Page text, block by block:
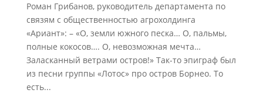
Роман Грибанов, руководитель департамента по
связям с общественностью агрохолдинга
«Ариант»: – «О, земли южного песка… О, пальмы,
полные кокосов…. О, невозможная мечта…
Заласканный ветрами остров!» Так-то эпиграф был
из песни группы «Лотос» про остров Борнео. То
есть...